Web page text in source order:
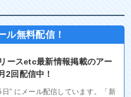
ル無料配信！
ースetc最新情報掲載のアー
2回配信中！
日” にメール配信しています。「新